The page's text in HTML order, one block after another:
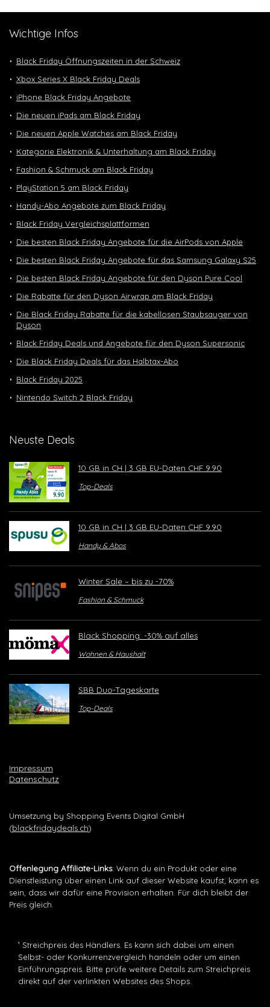
Wichtige Infos
Black Friday Öffnungszeiten in der Schweiz
Xbox Series X Black Friday Deals
iPhone Black Friday Angebote
Die neuen iPads am Black Friday
Die neuen Apple Watches am Black Friday
Kategorie Elektronik & Unterhaltung am Black Friday
Fashion & Schmuck am Black Friday
PlayStation 5 am Black Friday
Handy-Abo Angebote zum Black Friday
Black Friday Vergleichsplattformen
Die besten Black Friday Angebote für die AirPods von Apple
Die besten Black Friday Angebote für das Samsung Galaxy S25
Die besten Black Friday Angebote für den Dyson Pure Cool
Die Rabatte für den Dyson Airwrap am Black Friday
Die Black Friday Rabatte für die kabellosen Staubsauger von
Dyson
Black Friday Deals und Angebote für den Dyson Supersonic
Die Black Friday Deals für das Halbtax-Abo
Black Friday 2025
Nintendo Switch 2 Black Friday
Neuste Deals
10 GB in CH | 3 GB EU-Daten CHF 9.90
Top-Deals
10 GB in CH | 3 GB EU-Daten CHF 9.90
Handy & Abos
Winter Sale – bis zu -70%
Fashion & Schmuck
Black Shopping: -30% auf alles
Wohnen & Haushalt
SBB Duo-Tageskarte
Top-Deals
Impressum
Datenschutz
Umsetzung by Shopping Events Digital GmbH
(blackfridaydeals.ch)
Offenlegung Affiliate-Links: Wenn du ein Produkt oder eine
Dienstleistung über einen Link auf dieser Website kaufst, kann es
sein, dass wir dafür eine Provision erhalten. Für dich bleibt der
Preis gleich.
¹ Streichpreis des Händlers. Es kann sich dabei um einen
Selbst- oder Konkurrenzvergleich handeln oder um einen
Einführungspreis. Bitte prüfe weitere Details zum Streichpreis
direkt auf der verlinkten Websites des Shops.